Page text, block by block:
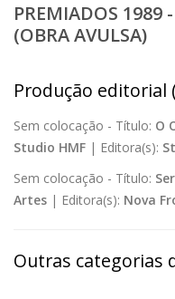
PREMIADOS 1989
(OBRA AVULSA)
Produção editorial
Sem colocação - Título: O
Studio HMF | Editora(s):
Sem colocação - Título:
Artes | Editora(s): Nova
Outras categorias